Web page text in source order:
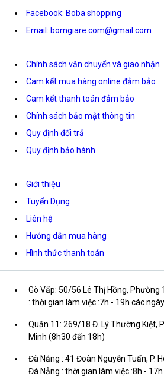
Facebook: Boba shopping
Email: bomgiare.com@gmail.com
Chính sách vận chuyển và giao nhận
Cam kết mua hàng online đảm bảo
Cam kết thanh toán đảm bảo
Chính sách bảo mật thông tin
Quy định đổi trả
Quy định bảo hành
Giới thiệu
Tuyển Dụng
Liên hệ
Hướng dẫn mua hàng
Hình thức thanh toán
Gò Vấp: 50/56 Lê Thị Hồng, Phường
: thời gian làm việc :7h - 19h các
Quận 11: 269/18 Đ. Lý Thường Kiệt,
Minh (8h30 đến 18h)
Đà Nẵng : 41 Đoàn Nguyễn Tuấn, P.
Đà Nẵng : thời gian làm việc :8h -